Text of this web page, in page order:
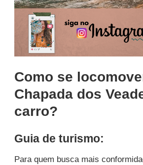
Como se
Chapada dos
carro?
Guia de turismo:
Para quem busca mais